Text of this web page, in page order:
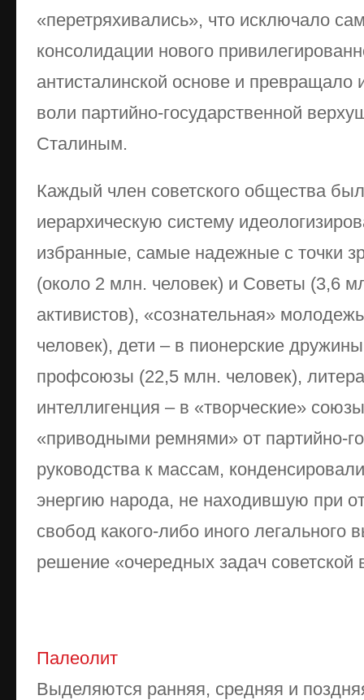
«перетряхивались», что исключало
консолидации нового
антисталинской основе и превращало
воли партийно-государственной
Сталиным.
Каждый член советского общества
иерархическую систему
избранные, самые надежные с точки
(около 2 млн. человек) и Советы (3,6
активистов), «сознательная»
человек), дети – в пионерские
профсоюзы (22,5 млн. человек),
интеллигенция – в «творческие»
«приводными ремнями» от партийно-
руководства к массам,
энергию народа, не находившую при
свобод какого-либо иного легального
решение «очередных задач советской
Палеолит
Выделяются ранняя, средняя и